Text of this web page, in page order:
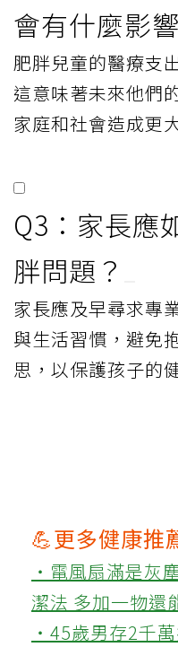
會有什麼影
肥胖兒童的醫療支
這意味著未來他們
家庭和社會造成更
Q3：家長應
胖問題？
家長應及早尋求專
與生活習慣，避免
思，以保護孩子的
💪更多健康推
‧電風扇滿是灰
潔法 多加一物還
‧45歲男存2千